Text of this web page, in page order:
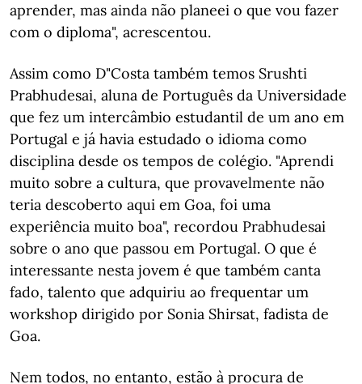
aprender, mas ainda não planeei o que vou fazer
com o diploma", acrescentou.
Assim como D"Costa também temos Srushti
Prabhudesai, aluna de Português da Universidade
que fez um intercâmbio estudantil de um ano em
Portugal e já havia estudado o idioma como
disciplina desde os tempos de colégio. "Aprendi
muito sobre a cultura, que provavelmente não
teria descoberto aqui em Goa, foi uma
experiência muito boa", recordou Prabhudesai
sobre o ano que passou em Portugal. O que é
interessante nesta jovem é que também canta
fado, talento que adquiriu ao frequentar um
workshop dirigido por Sonia Shirsat, fadista de
Goa.
Nem todos, no entanto, estão à procura de